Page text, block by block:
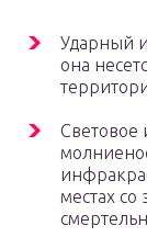
Ударный
она
Световое
местах со